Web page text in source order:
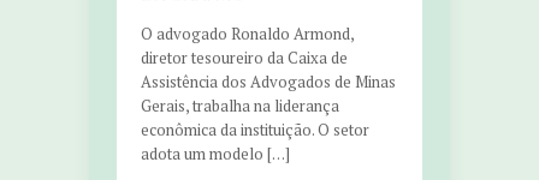
O advogado Ronaldo Armond,
diretor tesoureiro da Caixa de
Assistência dos Advogados de Minas
Gerais, trabalha na liderança
econômica da instituição. O setor
adota um modelo […]